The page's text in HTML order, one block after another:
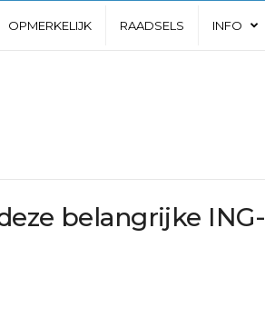
OPMERKELIJK RAADSELS INFO
belangrijke ING-